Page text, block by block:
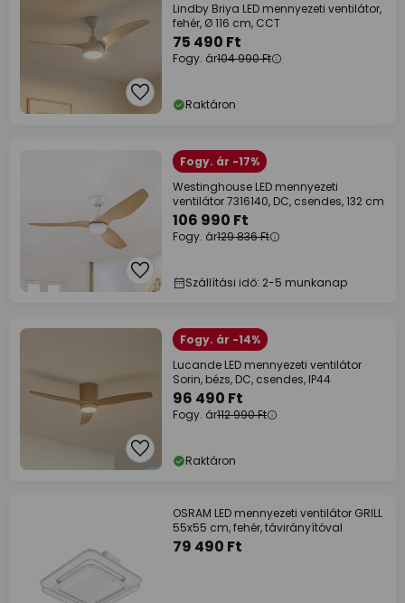
Lindby Briya LED mennyezeti ventilátor,
fehér, Ø 116 cm, CCT
75 490 Ft
Fogy. ár104 990 Ft
Raktáron
Fogy. ár -17%
Westinghouse LED mennyezeti
ventilátor 7316140, DC, csendes, 132 cm
106 990 Ft
Fogy. ár129 836 Ft
Szállítási idő: 2-5 munkanap
Fogy. ár -14%
Lucande LED mennyezeti ventilátor
Sorin, bézs, DC, csendes, IP44
96 490 Ft
Fogy. ár112 990 Ft
Raktáron
OSRAM LED mennyezeti ventilátor GRILL
55x55 cm, fehér, távirányítóval
79 490 Ft